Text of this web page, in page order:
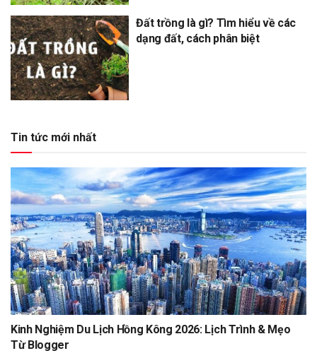
Đất trồng là gì? Tìm hiểu về các
dạng đất, cách phân biệt
Tin tức mới nhất
Kinh Nghiệm Du Lịch Hồng Kông 2026: Lịch Trình & Mẹo
Từ Blogger